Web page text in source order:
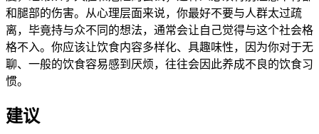
和腿部的伤害。从心理层面来说，你最好不要与人群太过疏
离，毕竟持与众不同的想法，通常会让自己觉得与这个社会格
格不入。你应该让饮食内容多样化、具趣味性，因为你对于无
聊、一般的饮食容易感到厌烦，往往会因此养成不良的饮食习
惯。
建议